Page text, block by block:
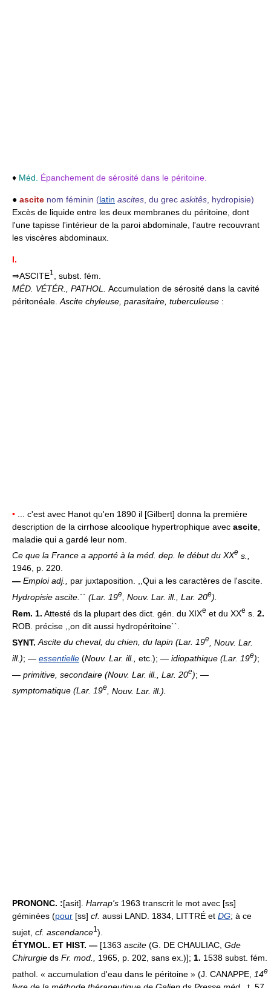
♦ Méd. Épanchement de sérosité dans le péritoine.
● ascite nom féminin (latin ascites , du grec askitês , hydropisie)
Excès de liquide entre les deux membranes du péritoine, dont
l'une tapisse l'intérieur de la paroi abdominale, l'autre recouvrant
les viscères abdominaux.
I.
⇒ASCITE1
, subst. fém.
MÉD. VÉTÉR., PATHOL. Accumulation de sérosité dans la cavité
péritonéale. Ascite chyleuse, parasitaire, tuberculeuse :
• ... c'est avec Hanot qu'en 1890 il [Gilbert] donna la première
description de la cirrhose alcoolique hypertrophique avec ascite
maladie qui a gardé leur nom.
Ce que la France a apporté à la méd. dep. le début du XXe s.,
1946, p. 220.
— Emploi adj., par juxtaposition. ,,Qui a les caractères de l'ascite.
Hydropisie ascite. `` (Lar. 19e , Nouv. Lar. ill., Lar. 20e).
Rem. 1. Attesté ds la plupart des dict. gén. du XIXe et du XXe s. 2.
ROB. précise ,,on dit aussi hydropéritoine``.
SYNT.Ascite du cheval, du chien, du lapin (Lar. 19e
, Nouv. Lar.
ill.); — essentielle (Nouv. Lar. ill., etc.); — idiopathique (Lar. 19e);
— primitive, secondaire (Nouv. Lar. ill., Lar. 20e); —
symptomatique (Lar. 19e , Nouv. Lar. ill.).
PRONONC. :[asit]. Harrap's 1963 transcrit le mot avec [ss]
géminées (pour [ss] cf. aussi LAND. 1834, LITTRÉ et DG; à ce
sujet, cf. ascendance1 ).
ÉTYMOL. ET HIST. — [1363 ascite (G. DE CHAULIAC, Gde
Chirurgie ds Fr. mod., 1965, p. 202, sans ex.)]; 1. 1538 subst. fém.
pathol. « accumulation d'eau dans le péritoine » (J. CANAPPE,
14e